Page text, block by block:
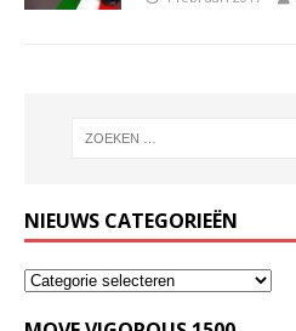
NIEUWS CATEGORIEËN